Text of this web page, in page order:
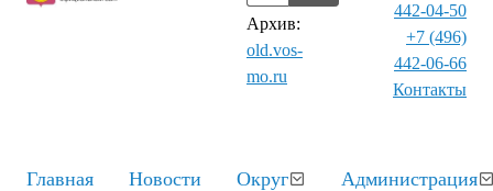
Архив:
old.vos-
mo.ru
442-04-50
+7 (496)
442-06-66
Контакты⁠
Главная Новости Округ Администрация